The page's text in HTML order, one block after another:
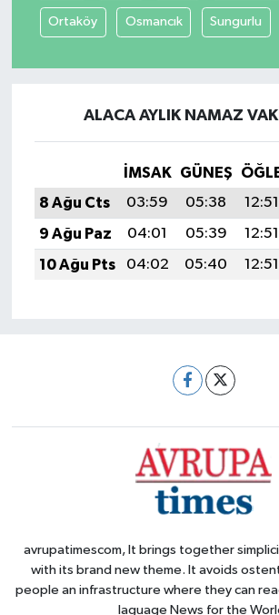
Ortaköy Osmancık Sungurlu
ALACA AYLIK NAMAZ
İMSAK GÜNEŞ
8 Ağu Cts
03:59 05:38 12:51
9 Ağu Paz
04:01 05:39 12:51
10 Ağu Pts
04:02 05:40 12:51
avrupatimescom, It brings together
with its brand new theme. It avoids
people an infrastructure where they can
laguage News for the